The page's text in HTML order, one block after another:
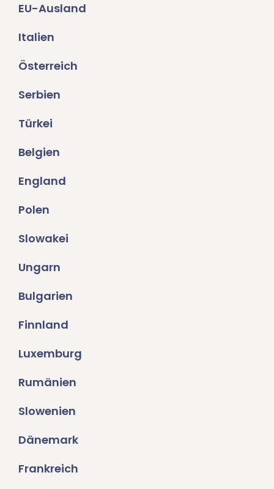
EU-Ausland
Italien
Österreich
Serbien
Türkei
Belgien
England
Polen
Slowakei
Ungarn
Bulgarien
Finnland
Luxemburg
Rumänien
Slowenien
Dänemark
Frankreich